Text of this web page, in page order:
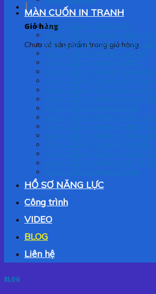
Giỏ hàng
Chưa có sản phẩm trong giỏ hàng.
MÀN CUỐN IN TRANH
MÀN CUỐN IN TRANH 3D
MÀN CUỐN IN TRANH CÔNG GIÁO
HỒ SƠ NĂNG LỰC
Công trình
VIDEO
BLOG
Liên hệ
BLOG